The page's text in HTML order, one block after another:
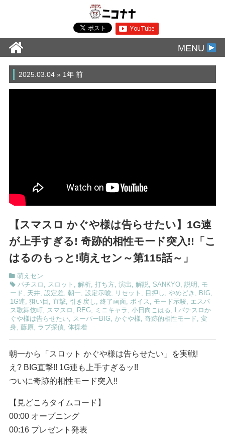
MENU
2025.03.04 » 1年 前
【スマスロ かぐや様は告らせたい】1G連
が上手すぎる! 奇跡的相性モード突入!!「こ
はるのもっと!萌えセン～第115話～」
萌えセン
パチスロ , スロット , 解析, 打ち方, 演出 , 解説, SANKYO, 説明 , モ
ード , 天井, 設定差, 朝一, 設定示唆, リセット , 目押し , やめどき , BIG,
1G連, 狙い目 , 直撃, 引き戻し , 終了画面, ボイス , モード示唆, エスパ
ス歌舞伎町 , スマスロ , REG, ミニキャラ , 小日向こはる, Lパチスロか
ぐや様は告らせたい, スーパーBIG, かぐや様, 奇跡的相性モード , 変
身, 藤原, ラブ探偵, 体操着
朝一から「スロット かぐや様は告らせたい」を実戦!
え? BIG直撃!! 1G連も上手すぎるッ!!
ついに奇跡的相性モード突入!!
【見どころタイムコード】
00:00 オープニング
00:16 プレゼント発表